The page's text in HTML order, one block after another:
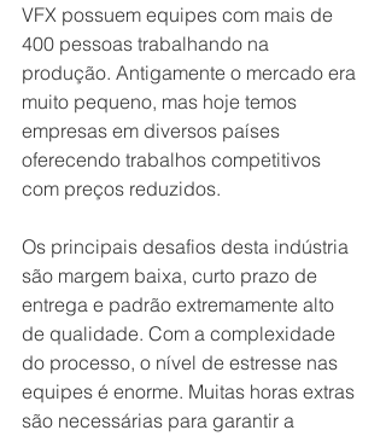
VFX possuem equipes com mais de
400 pessoas trabalhando na
produção. Antigamente o mercado era
muito pequeno, mas hoje temos
empresas em diversos países
oferecendo trabalhos competitivos
com preços reduzidos.
Os principais desafios desta indústria
são margem baixa, curto prazo de
entrega e padrão extremamente alto
de qualidade. Com a complexidade
do processo, o nível de estresse nas
equipes é enorme. Muitas horas extras
são necessárias para garantir a